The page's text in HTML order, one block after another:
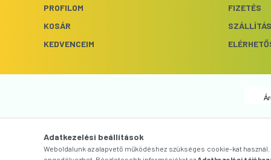
PROFILOM
KOSÁR
KEDVENCEIM
FIZETÉS
SZÁLLÍTÁS
Adatkezelési beállítások
Weboldalunk az alapvető működéshez szükséges cookie-kat